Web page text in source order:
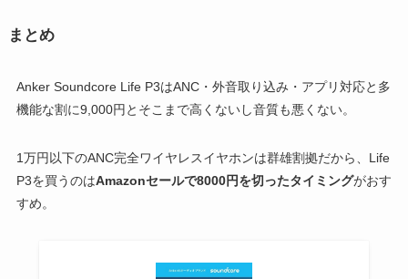
まとめ
Anker Soundcore Life P3はANC・外音取り込み・アプリ対応と多
機能な割に9,000円とそこまで高くないし音質も悪くない。
1万円以下のANC完全ワイヤレスイヤホンは群雄割拠だから、Life
P3を買うのはAmazonセールで8000円を切ったタイミングがおす
すめ。